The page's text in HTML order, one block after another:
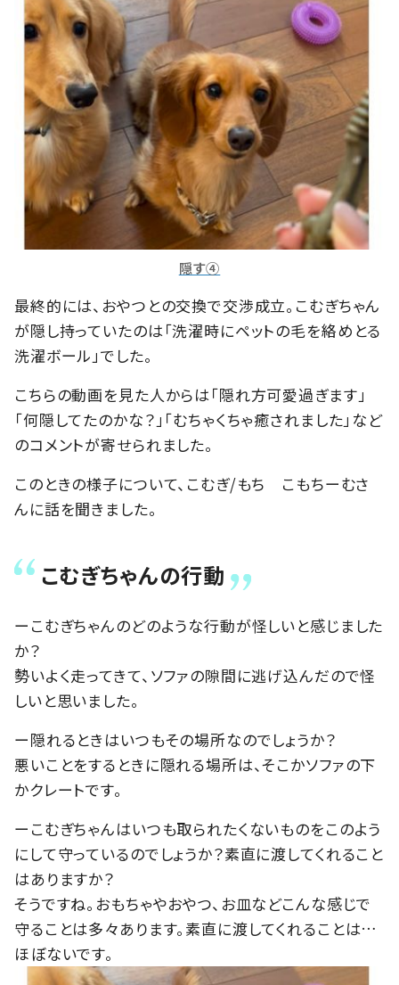
隠す④
最終的には、おやつとの交換で交渉成立。こむぎちゃん
が隠し持っていたのは「洗濯時にペットの毛を絡めとる
洗濯ボール」でした。
こちらの動画を見た人からは「隠れ方可愛過ぎます」
「何隠してたのかな？」「むちゃくちゃ癒されました」など
のコメントが寄せられました。
このときの様子について、こむぎ/もち こもちーむさ
んに話を聞きました。
こむぎちゃんの行動
ーこむぎちゃんのどのような行動が怪しいと感じました
か？
勢いよく走ってきて、ソファの隙間に逃げ込んだので怪
しいと思いました。
ー隠れるときはいつもその場所なのでしょうか？
悪いことをするときに隠れる場所は、そこかソファの下
かクレートです。
ーこむぎちゃんはいつも取られたくないものをこのよう
にして守っているのでしょうか？素直に渡してくれること
はありますか？
そうですね。おもちゃやおやつ、お皿などこんな感じで
守ることは多々あります。素直に渡してくれることは…
ほぼないです。